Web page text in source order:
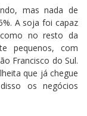
mas nada de
A soja foi capaz
no resto da
pequenos, com
Francisco do Sul.
que já chegue
os negócios